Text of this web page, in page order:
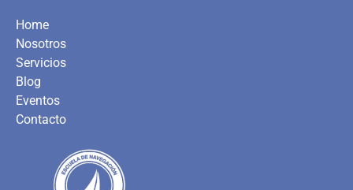
Home
Nosotros
Servicios
Blog
Eventos
Contacto